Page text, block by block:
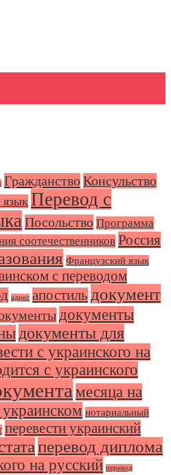
ГражданствоКонсульство
язык Перевод с
Посольство Программа
соотечественников Россия
Французский язык
с переводом
адрес апостиль документ
документы
документы для
с украинского на
с украинского
месяца на
нотариальный
перевести украинский
перевод диплома
на русский перевод